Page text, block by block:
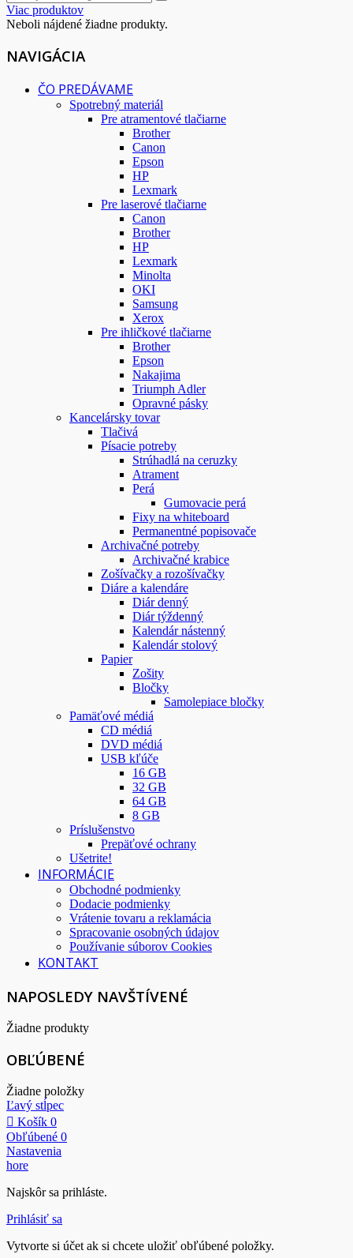
Viac produktov
Neboli nájdené žiadne produkty.
NAVIGÁCIA
ČO PREDÁVAME
Spotrebný materiál
Pre atramentové tlačiarne
Brother
Canon
Epson
HP
Lexmark
Pre laserové tlačiarne
Canon
Brother
HP
Lexmark
Minolta
OKI
Samsung
Xerox
Pre ihličkové tlačiarne
Brother
Epson
Nakajima
Triumph Adler
Opravné pásky
Kancelársky tovar
Tlačivá
Písacie potreby
Strúhadlá na ceruzky
Atrament
Perá
Gumovacie perá
Fixy na whiteboard
Permanentné popisovače
Archivačné potreby
Archivačné krabice
Zošívačky a rozošívačky
Diáre a kalendáre
Diár denný
Diár týždenný
Kalendár nástenný
Kalendár stolový
Papier
Zošity
Bločky
Samolepiace bločky
Pamäťové médiá
CD médiá
DVD médiá
USB kľúče
16 GB
32 GB
64 GB
8 GB
Príslušenstvo
Prepäťové ochrany
Ušetrite!
INFORMÁCIE
Obchodné podmienky
Dodacie podmienky
Vrátenie tovaru a reklamácia
Spracovanie osobných údajov
Používanie súborov Cookies
KONTAKT
NAPOSLEDY NAVŠTÍVENÉ
Žiadne produkty
OBĽÚBENÉ
Žiadne položky
Ľavý stĺpec
Košík 0
Obľúbené 0
Nastavenia
hore
Najskôr sa prihláste.
Prihlásiť sa
Vytvorte si účet ak si chcete uložiť obľúbené položky.